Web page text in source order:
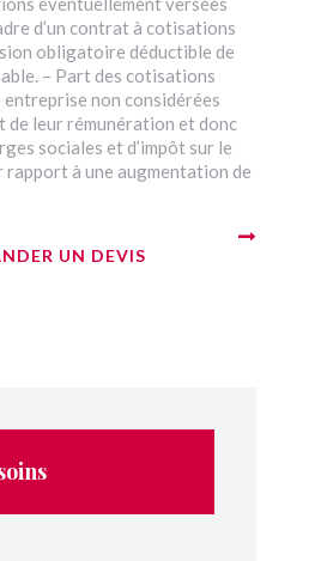
d’un contrat à cotisations
obligatoire déductible de
– Part des cotisations
non considérées
de leur rémunération et donc
sociales et d’impôt sur le
rapport à une augmentation de
UN DEVIS